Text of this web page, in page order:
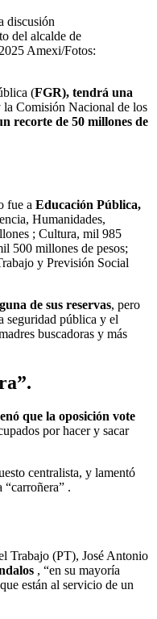
discusión
del alcalde de
Amexi/Fotos:
(FGR), tendrá una
la Comisión Nacional de los
recorte de 50 millones de
fue a Educación Pública,
Humanidades,
; Cultura, mil 985
500 millones de pesos;
y Previsión Social
de sus reservas, pero
seguridad pública y el
buscadoras y más
que la oposición vote
por hacer y sacar
centralista, y lamentó
.
Trabajo (PT), José Antonio
, “en su mayoría
están al servicio de un